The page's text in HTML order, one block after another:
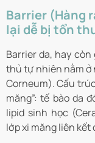
Barrier (Hàng
lại dễ bị tổn
Barrier da, hay
thủ tự nhiên nằm ở
Corneum). Cấu
măng”: tế bào da
lipid sinh học
lớp xi măng liên